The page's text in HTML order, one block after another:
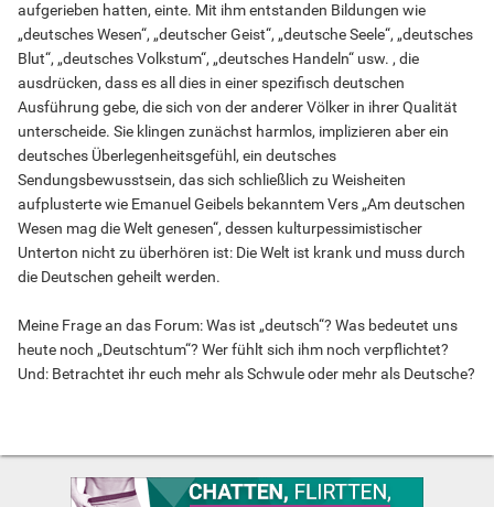
aufgerieben hatten, einte. Mit ihm entstanden Bildungen wie
„deutsches Wesen“, „deutscher Geist“, „deutsche Seele“, „deutsches
Blut“, „deutsches Volkstum“, „deutsches Handeln“ usw. , die
ausdrücken, dass es all dies in einer spezifisch deutschen
Ausführung gebe, die sich von der anderer Völker in ihrer Qualität
unterscheide. Sie klingen zunächst harmlos, implizieren aber ein
deutsches Überlegenheitsgefühl, ein deutsches
Sendungsbewusstsein, das sich schließlich zu Weisheiten
aufplusterte wie Emanuel Geibels bekanntem Vers „Am deutschen
Wesen mag die Welt genesen“, dessen kulturpessimistischer
Unterton nicht zu überhören ist: Die Welt ist krank und muss durch
die Deutschen geheilt werden.
Meine Frage an das Forum: Was ist „deutsch“? Was bedeutet uns
heute noch „Deutschtum“? Wer fühlt sich ihm noch verpflichtet?
Und: Betrachtet ihr euch mehr als Schwule oder mehr als Deutsche?